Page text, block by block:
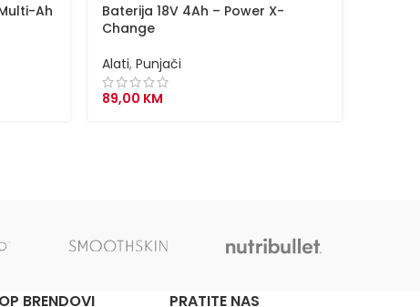
Ah
Baterija 18V 4Ah – Power X-
Change
Alati, Punjači
89,00 KM
BRENDOVI PRATITE NAS